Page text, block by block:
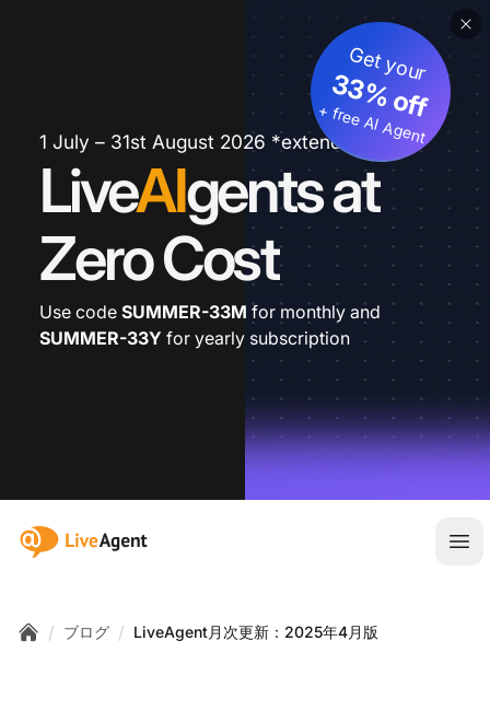
1 July – 31st August 2026 *extended
LiveAIgents at
Zero Cost
Get your
33% off
+ free AI Agent
Use code SUMMER-33M for monthly and
SUMMER-33Y for yearly subscription
:site.title
メ
/ ブログ / LiveAgent月次更新：2025年4月版